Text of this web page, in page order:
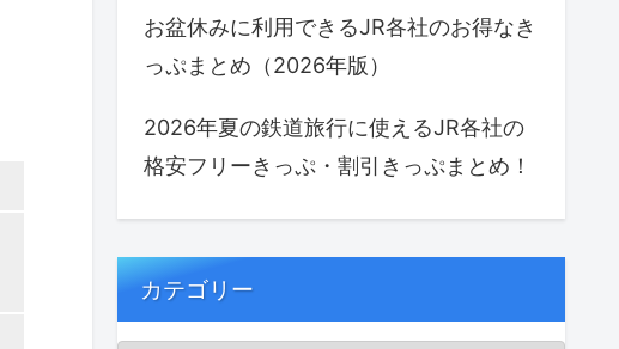
お盆休みに利用できるJR各社のお得なき
っぷまとめ（2026年版）
2026年夏の鉄道旅行に使えるJR各社の
格安フリーきっぷ・割引きっぷまとめ！
カテゴリー